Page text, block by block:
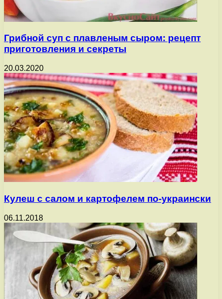
Грибной суп с плавленым сыром: рецепт
приготовления и секреты
20.03.2020
Кулеш с салом и картофелем по-украински
06.11.2018